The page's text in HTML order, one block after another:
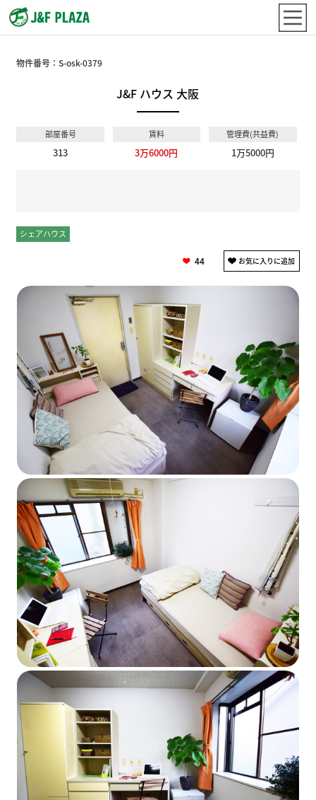
物件番号：S-osk-0379
J&F ハウス 大阪
部屋番号
313
賃料
3万6000円
管理費(共益費)
1万5000円
シェアハウス
44